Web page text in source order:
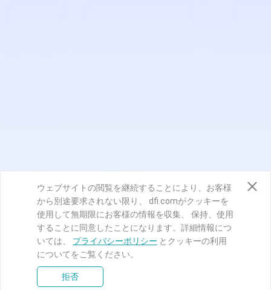
ウェブサイトの閲覧を継続することにより、お客様
から別途要求されない限り、 dfi.comがクッキーを
使用して無期限にお客様の情報を収集、 保持、使用
することに同意したことになります。詳細情報につ
いては、 プライバシーポリシー とクッキーの利用
についてをご覧ください。
拒否